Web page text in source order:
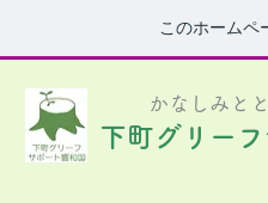
このホームペ
かなしみと
下町グリー